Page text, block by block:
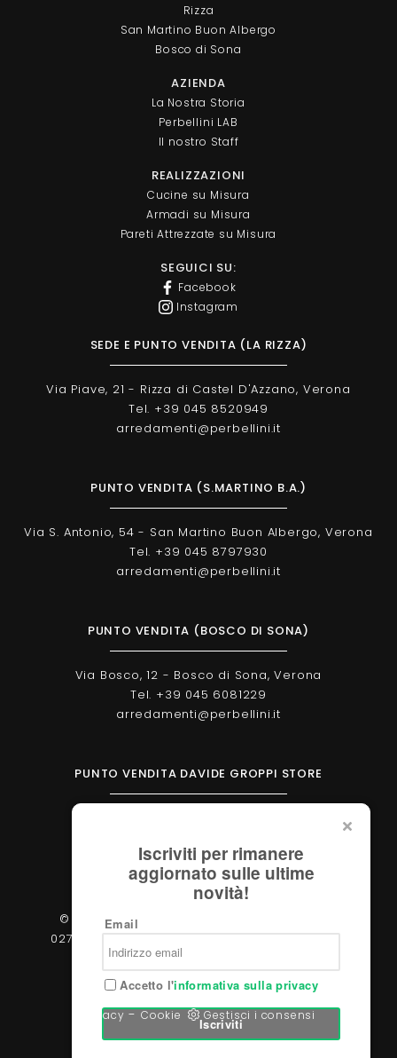
Rizza
San Martino Buon Albergo
Bosco di Sona
AZIENDA
La Nostra Storia
Perbellini LAB
Il nostro Staff
REALIZZAZIONI
Cucine su Misura
Armadi su Misura
Pareti Attrezzate su Misura
SEGUICI SU:
Facebook
Instagram
SEDE E PUNTO VENDITA (LA RIZZA)
Via Piave, 21 - Rizza di Castel D'Azzano, Verona
Tel. +39 045 8520949
arredamenti@perbellini.it
PUNTO VENDITA (S.MARTINO B.A.)
Via S. Antonio, 54 - San Martino Buon Albergo, Verona
Tel. +39 045 8797930
arredamenti@perbellini.it
PUNTO VENDITA (BOSCO DI SONA)
Via Bosco, 12 - Bosco di Sona, Verona
Tel. +39 045 6081229
arredamenti@perbellini.it
PUNTO VENDITA DAVIDE GROPPI STORE
verona@davidegroppi.store
© 2026 - Perbellini Arredamenti S.r.l. - P.IVA
02783400233 - Via Verdi, 31/A - 37060, Castel
d'Azzano (Verona)
Privacy-Cookie Gestisci i consensi
Iscriviti per rimanere
aggiornato sulle ultime
novità!
Email
Accetto l'informativa sulla privacy
Iscriviti